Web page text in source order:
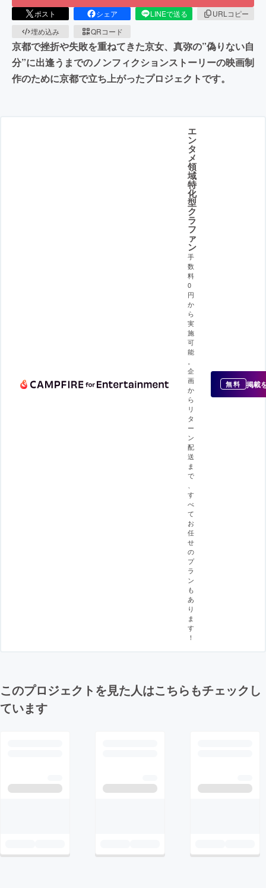
ポスト シェア LINEで送る
URLコピー
埋め込み
QRコード
京都で挫折や失敗を重ねてきた京女、真弥の”偽りない自
分”に出逢うまでのノンフィクションストーリーの映画制
作のために京都で立ち上がったプロジェクトです。
エ
ン
タ
メ
領
域
特
化
型
ク
ラ
フ
ァ
ン
手
数
料
0
円
か
ら
実
施
可
能
企
画
か
ら
リ
タ
ー
ン
配
送
ま
で
す
べ
て
お
任
せ
の
プ
ラ
ン
も
あ
り
ま
す
！
無料 掲載
このプロジェクトを見た人はこちらもチェックし
ています